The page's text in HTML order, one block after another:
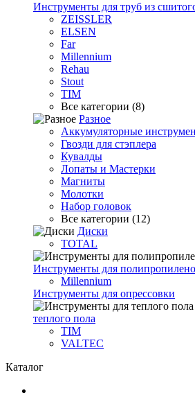
Инструменты для труб из
ZEISSLER
ELSEN
Far
Millennium
Rehau
Stout
TIM
Все категории (8)
Разное
Аккумуляторные
Гвозди для стэплера
Кувалды
Лопаты и Мастерки
Магниты
Молотки
Набор головок
Все категории (12)
Диски
TOTAL
Инструменты для
Millennium
Инструменты для опрессовки
теплого пола
TIM
VALTEC
Каталог